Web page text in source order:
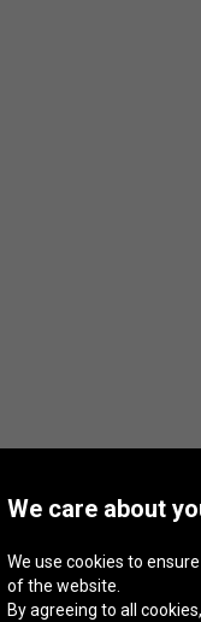
We care about
We use cookies to
of the website.
By agreeing to all